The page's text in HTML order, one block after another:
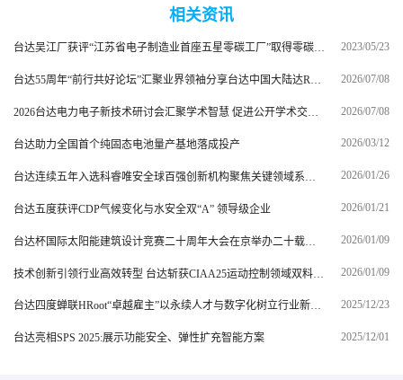
相关资讯
台达吴江厂获评“江苏省电子制造业首座五星零碳工厂”取得零碳工厂与碳中和达成双认证 2023/05/23
台达55周年“前行共好论坛”汇聚业界领袖分享台达中国大陆达RE100经验推出可持续发展咨询服务 2026/07/08
2026台达电力电子新技术研讨会汇聚学术智慧 促进公开学术交流助力能源转型与绿色低碳发展 2026/07/08
台达助力全国首个纯固态电池量产基地落成投产 2026/03/12
台达连续五年入选科睿唯安全球百强创新机构聚焦关键领域系统性推动全球专利申请与布局 2026/01/26
台达五度获评CDP气候变化与水安全双“A” 领导级企业 2026/01/21
2026/01/09
2026/01/09
台达四度蝉联HRoot“卓越雇主”以永续人才与数字化树立行业新标杆 2025/12/23
台达亮相SPS 2025:展示功能安全、弹性扩充智能方案 2025/12/01